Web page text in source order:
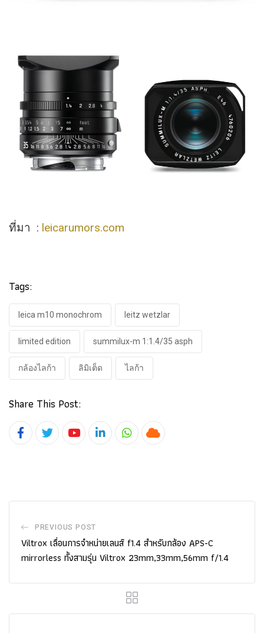
ที่มา : leicarumors.com
Tags:
leica m10 monochrom leitz wetzlar
limited edition summilux-m 1:1.4/35 asph
กล้องไลก้า ลิมิเต็ด ไลก้า
Share This Post:
YoutubeLinkedInWhatsapp
Cloud
PREVIOUS POST
Viltrox เลื่อนการจำหน่ายเ​ลนส์ f1.4 สำหรับกล้อง APS-C
mirrorless ทั้งสามรุ่น Viltrox 23mm,33mm,56mm f/1.4